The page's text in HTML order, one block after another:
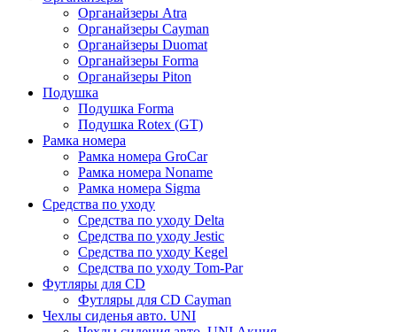
Органайзеры Atra
Органайзеры Cayman
Органайзеры Duomat
Органайзеры Forma
Органайзеры Piton
Подушка
Подушка Forma
Подушка Rotex (GT)
Рамка номера
Рамка номера GroCar
Рамка номера Noname
Рамка номера Sigma
Средства по уходу
Средства по уходу Delta
Средства по уходу Jestic
Средства по уходу Kegel
Средства по уходу Tom-Par
Футляры для CD
Футляры для CD Cayman
Чехлы сиденья авто. UNI